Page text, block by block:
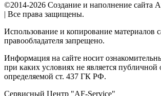
©2014-2026 Создание и наполнение сайта
| Все права защищены.
Использование и копирование материалов
правообладателя запрещено.
Информация на сайте носит
при каких условиях не является публичной
определяемой ст. 437 ГК РФ.
Сервисный Центр "AF-Service"